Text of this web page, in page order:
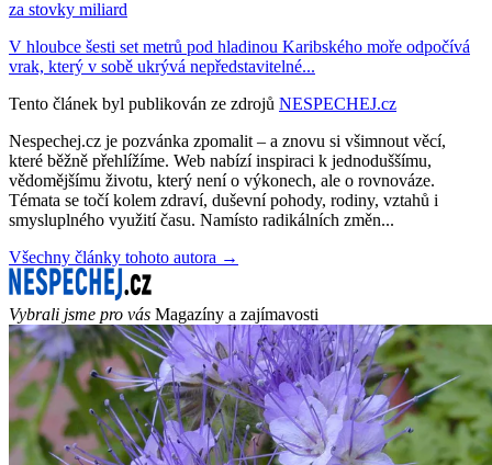
za stovky miliard
V hloubce šesti set metrů pod hladinou Karibského moře odpočívá
vrak, který v sobě ukrývá nepředstavitelné...
Tento článek byl publikován ze zdrojů NESPECHEJ.cz
Nespechej.cz je pozvánka zpomalit – a znovu si všimnout věcí,
které běžně přehlížíme. Web nabízí inspiraci k jednoduššímu,
vědomějšímu životu, který není o výkonech, ale o rovnováze.
Témata se točí kolem zdraví, duševní pohody, rodiny, vztahů i
smysluplného využití času. Namísto radikálních změn...
Všechny články tohoto autora →
Vybrali jsme pro vás Magazíny a zajímavosti